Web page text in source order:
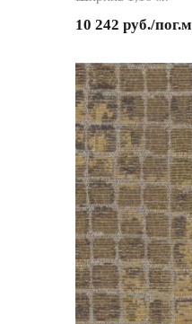
10 242 руб./пог.м